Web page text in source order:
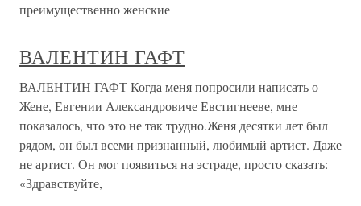
преимущественно женские
ВАЛЕНТИН ГАФТ
ВАЛЕНТИН ГАФТ Когда меня попросили написать о
Жене, Евгении Александровиче Евстигнееве, мне
показалось, что это не так трудно.Женя десятки лет был
рядом, он был всеми признанный, любимый артист. Даже
не артист. Он мог появиться на эстраде, просто сказать:
«Здравствуйте,